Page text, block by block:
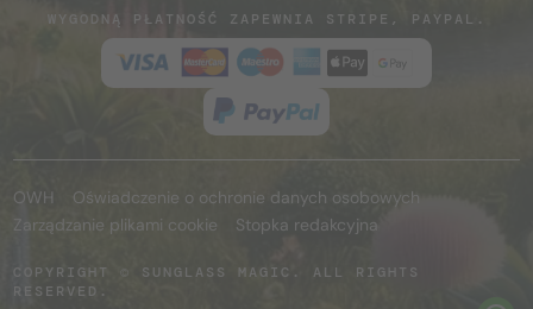
WYGODNĄ PŁATNOŚĆ ZAPEWNIA STRIPE, PAYPAL.
OWH
Oświadczenie o ochronie danych osobowych
Zarządzanie plikami cookie
Stopka redakcyjna
COPYRIGHT © SUNGLASS MAGIC. ALL RIGHTS
RESERVED.